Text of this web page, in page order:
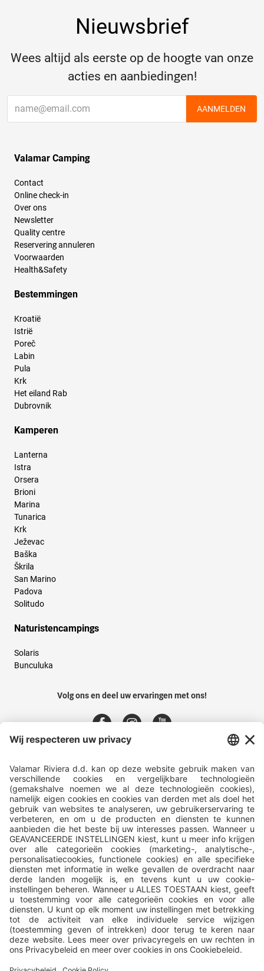
Nieuwsbrief
Wees altijd als eerste op de hoogte van onze
acties en aanbiedingen!
AANMELDEN
Valamar Camping
Contact
Online check-in
Over ons
Newsletter
Quality centre
Reservering annuleren
Voorwaarden
Health&Safety
Bestemmingen
Kroatië
Istrië
Poreč
Labin
Pula
Krk
Het eiland Rab
Dubrovnik
Kamperen
Lanterna
Istra
Orsera
Brioni
Marina
Tunarica
Krk
Ježevac
Baška
Škrila
San Marino
Padova
Solitudo
Naturistencampings
Solaris
Bunculuka
Volg ons en deel uw ervaringen met ons!